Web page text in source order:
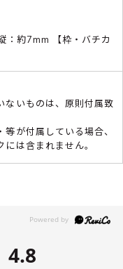
：約7mm 【枠・バチカ
いものは、原則付属致
が付属している場合、
は含まれません。
4.8